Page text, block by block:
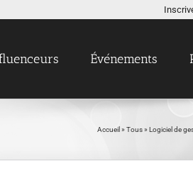
Événements
Accueil » Tous» Logiciel de